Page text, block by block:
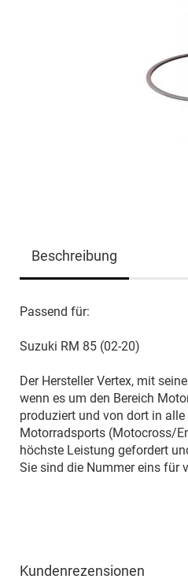
Beschreibung
Passend für:
Suzuki RM 85 (02-20)
Der Hersteller Vertex, mit
wenn es um den Bereich
produziert und von dort in
Motorradsports (Motocross/
höchste Leistung gefordert
Sie sind die Nummer eins für
Kundenrezensionen